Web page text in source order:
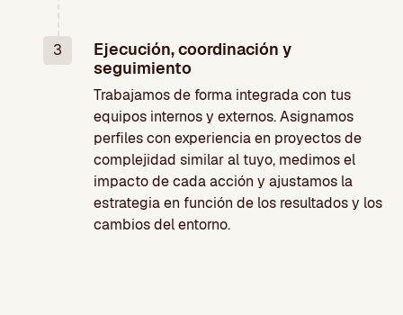
3
Ejecución, coordinación y
seguimiento
Trabajamos de forma integrada con tus
equipos internos y externos. Asignamos
perfiles con experiencia en proyectos de
complejidad similar al tuyo, medimos el
impacto de cada acción y ajustamos la
estrategia en función de los resultados y los
cambios del entorno.